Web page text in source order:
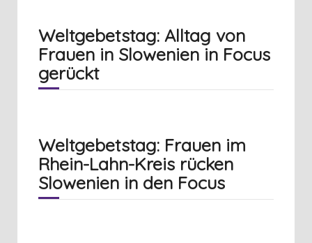
Weltgebetstag: Alltag von
Frauen in Slowenien in Focus
gerückt
Weltgebetstag: Frauen im
Rhein-Lahn-Kreis rücken
Slowenien in den Focus